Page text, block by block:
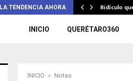
LA TENDENCIA AHORA Ridículo
INICIO QUERÉTARO360
INICIO
Notas